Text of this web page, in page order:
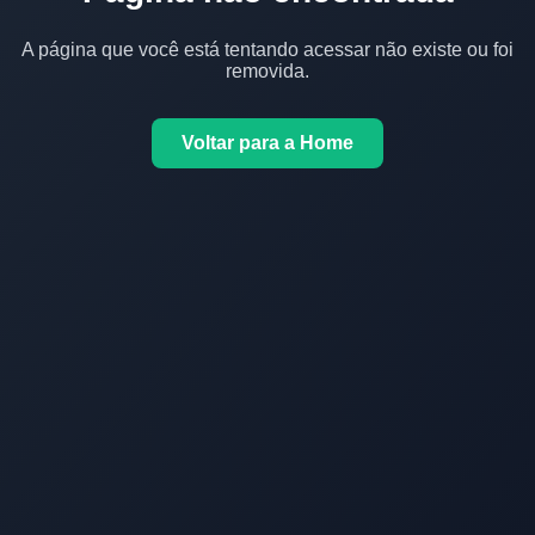
A página que você está tentando acessar não existe ou foi
removida.
Voltar para a Home